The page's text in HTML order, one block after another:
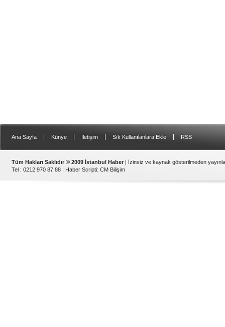
Ana Sayfa Künye İletişim Sık Kullanılanlara Ekle RSS
Tüm Hakları Saklıdır © 2009 İstanbul Haber | İzinsiz ve kaynak gösterilmeden
Tel : 0212 970 87 88 | Haber Scripti: CM Bilişim